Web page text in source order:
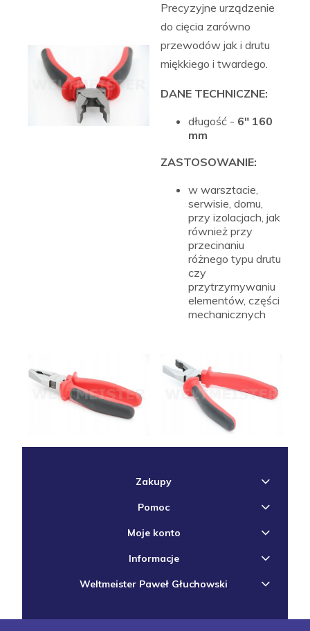
Precyzyjne urządzenie
do cięcia zarówno
przewodów jak i drutu
miękkiego i twardego.
DANE TECHNICZNE:
długość - 6" 160
mm
ZASTOSOWANIE:
w warsztacie,
serwisie, domu,
przy izolacjach, jak
również przy
przecinaniu
różnego typu drutu
czy
przytrzymywaniu
elementów, części
mechanicznych
Zakupy
Pomoc
Moje konto
Informacje
Weltmeister Paweł Głuchowski